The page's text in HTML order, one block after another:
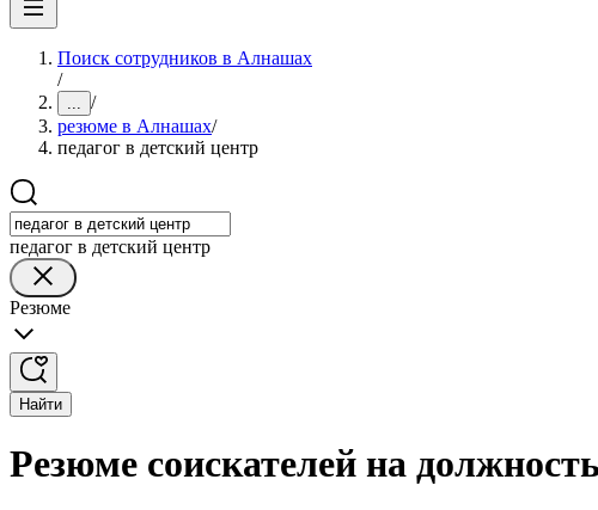
Поиск сотрудников в Алнашах
/
... /
резюме в Алнашах/
педагог в детский центр
педагог в детский центр
Резюме
Найти
Резюме соискателей на